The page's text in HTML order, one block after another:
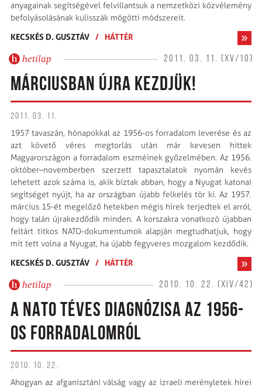
anyagainak segítségével felvillantsuk a nemzetközi közvélemény
befolyásolásának kulisszák mögötti módszereit.
KECSKÉS D. GUSZTÁV / HÁTTÉR
hetilap 2011. 03. 11. (XV/10)
MÁRCIUSBAN ÚJRA KEZDJÜK!
2011. 03. 11.
1957 tavaszán, hónapokkal az 1956-os forradalom leverése és az
azt követő véres megtorlás után már kevesen hittek
Magyarországon a forradalom eszméinek győzelmében. Az 1956.
október–novemberben szerzett tapasztalatok nyomán kevés
lehetett azok száma is, akik bíztak abban, hogy a Nyugat katonai
segítséget nyújt, ha az országban újabb felkelés tör ki. Az 1957.
március 15-ét megelőző hetekben mégis hírek terjedtek el arról,
hogy talán újrakezdődik minden. A korszakra vonat­kozó újabban
feltárt titkos NATO-dokumentumok alapján megtudhatjuk, hogy
mit tett volna a Nyugat, ha újabb fegyveres mozgalom kezdődik.
KECSKÉS D. GUSZTÁV / HÁTTÉR
hetilap 2010. 10. 22. (XIV/42)
A NATO TÉVES DIAGNÓZISA AZ 1956-
OS FORRADALOMRÓL
2010. 10. 22.
Ahogyan az afganisztáni válság vagy az izraeli merényletek hírei